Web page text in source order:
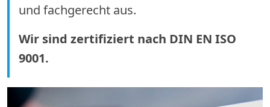
und fachgerecht aus.
Wir sind zertifiziert nach DIN EN ISO
9001.